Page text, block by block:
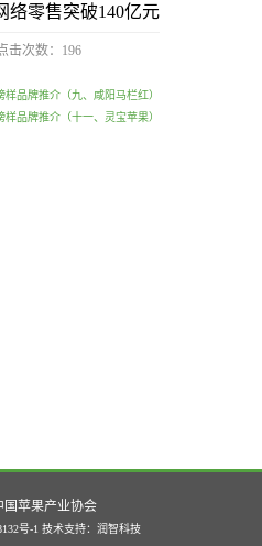
络零售突破140亿元
击次数： 196
样品牌推介（九、咸阳马栏红）
品牌推介（十一、灵宝苹果）
国苹果产业协会
号-1 技术支持： 润智科技